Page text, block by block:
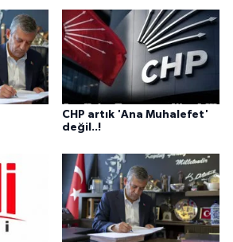
CHP artık 'Ana Muhalefet'
değil..!